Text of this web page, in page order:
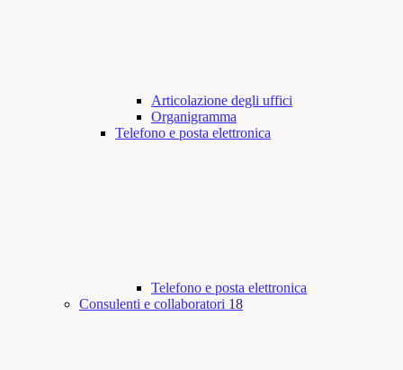
Articolazione degli uffici
Organigramma
Telefono e posta elettronica
Telefono e posta elettronica
Consulenti e collaboratori 18